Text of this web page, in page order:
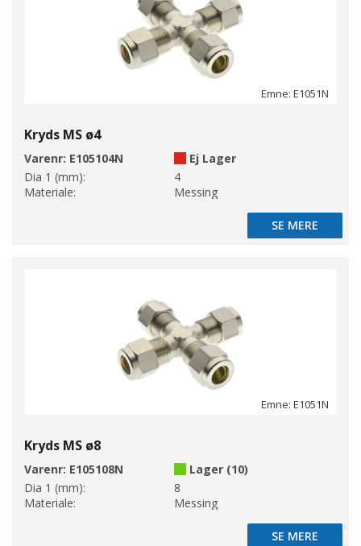
Emne: E1051N
Kryds MS ø4
Varenr: E105104N
Ej Lager
Dia 1 (mm):
4
Materiale:
Messing
SE MERE
SE MERE
Emne: E1051N
Kryds MS ø8
Varenr: E105108N
Lager (10)
Dia 1 (mm):
8
Materiale:
Messing
SE MERE
SE MERE